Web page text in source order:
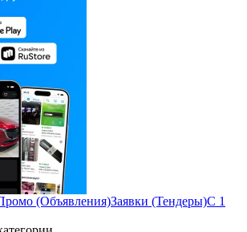
(Объявления)Заявки (Тендеры)С 1